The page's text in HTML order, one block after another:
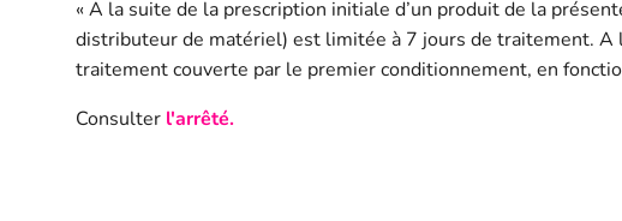
« A la suite de la prescription initiale d’un produit de la
distributeur de matériel) est limitée à 7 jours de traitement. A
traitement couverte par le premier conditionnement, en
Consulter l'arrêté.